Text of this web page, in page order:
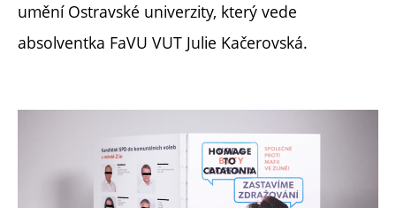
umění Ostravské univerzity, který vede
absolventka FaVU VUT Julie Kačerovská.